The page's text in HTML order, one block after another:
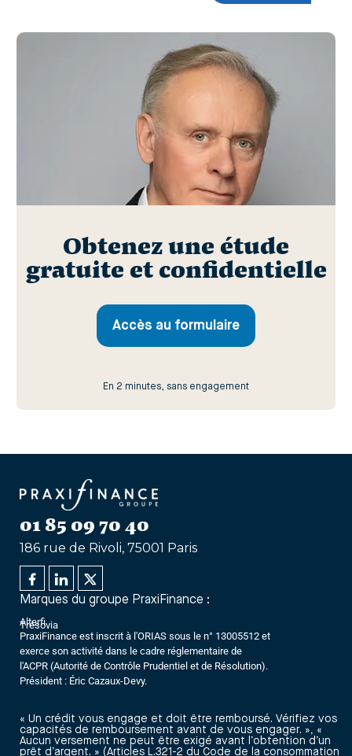
Obtenez une étude
gratuite et confidentielle
Accès au formulaire
En 2 minutes, sans engagement
01 85 09 70 40
186 rue de Rivoli, 75001 Paris
Marques du groupe PraxiFinance :
Alterfi
Trésovia
PraxiFinance est inscrit à l'ORIAS sous le n° 13005512 et
exerce son activité dans le cadre réglementaire de
l'ACPR (Autorité de Contrôle Prudentiel et de Résolution).
Président : Éric Cazaux-Devy.
« Un crédit vous engage et doit être remboursé. Vérifiez vos
capacités de remboursement avant de vous engager. », «
Aucun versement ne peut être exigé avant l’obtention d’un
prêt d’argent. » (Articles L.321-2 du Code de la consommation